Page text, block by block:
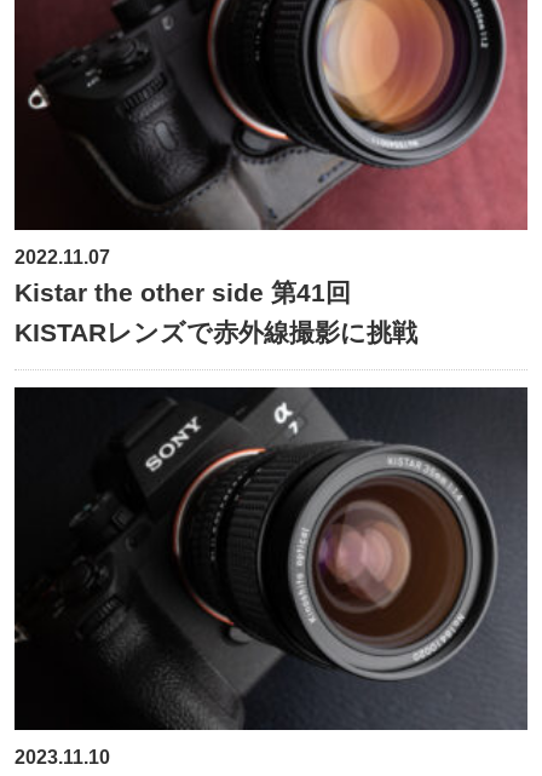
2022.11.07
Kistar the other side 第41回
KISTARレンズで赤外線撮影に挑戦
2023.11.10